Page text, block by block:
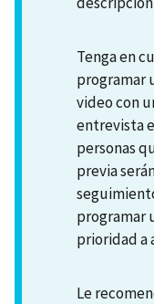
Tenga en
programar
video con
entrevista
personas
previa
programar
prioridad a
Le